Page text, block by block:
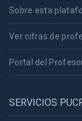
Sobre esta
Ver cifras de
Portal del
SERVICIOS